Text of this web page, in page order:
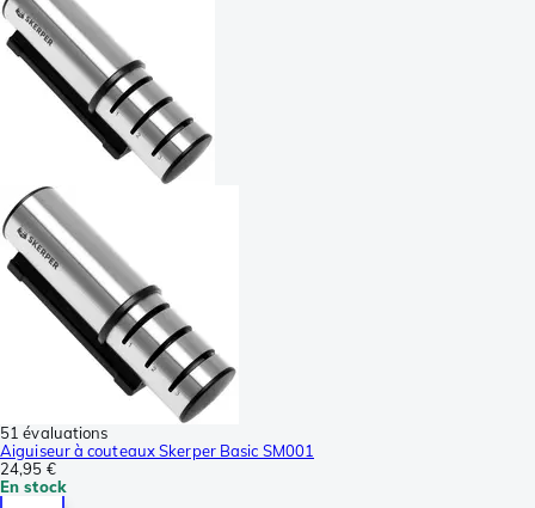
51 évaluations
Aiguiseur à couteaux Skerper Basic SM001
24,95 €
En stock